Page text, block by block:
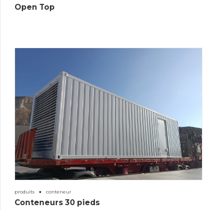
Open Top
produits conteneur
Conteneurs 30 pieds